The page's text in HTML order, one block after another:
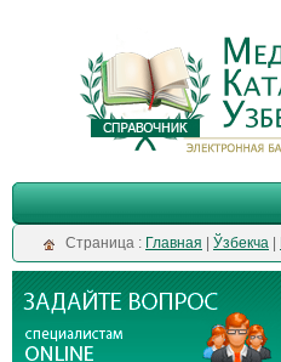
Cтраница : Главная Ўзбекча